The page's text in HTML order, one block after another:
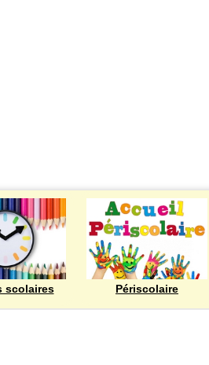
scolaires Périscolaire